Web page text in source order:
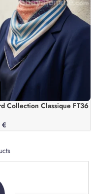
Collection Classique FT36
€